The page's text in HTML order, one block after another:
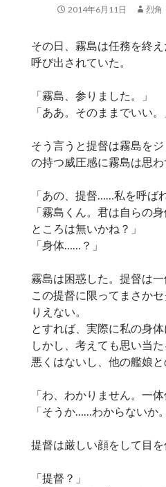
2014年6月11日 烈角
その日、霧島は任務を終
呼び出されていた。
「霧島、参りました。」
「ああ。そのままでいい。
そう言うと提督は霧島を
の持つ威圧感に霧島は思わ
「あの、提督……私を呼ば
「霧島くん。君は自らの
ところは無いかね？」
「身体……？」
霧島は困惑した。提督は一
この提督に限ってまさか
りえない。
とすれば、実際に私の身
しかし、考えても思い当
悪くはないし、他の艦娘と
「わ、わかりません。一
「そうか……わからないか
提督は厳しい顔をして目を
「提督？」